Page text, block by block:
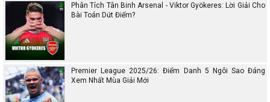
Phân Tích Tân Binh Arsenal - Viktor Gyökeres: Lời Giải Cho
Bài Toán Dứt Điểm?
Premier League 2025/26: Điểm Danh 5 Ngôi Sao Đáng
Xem Nhất Mùa Giải Mới